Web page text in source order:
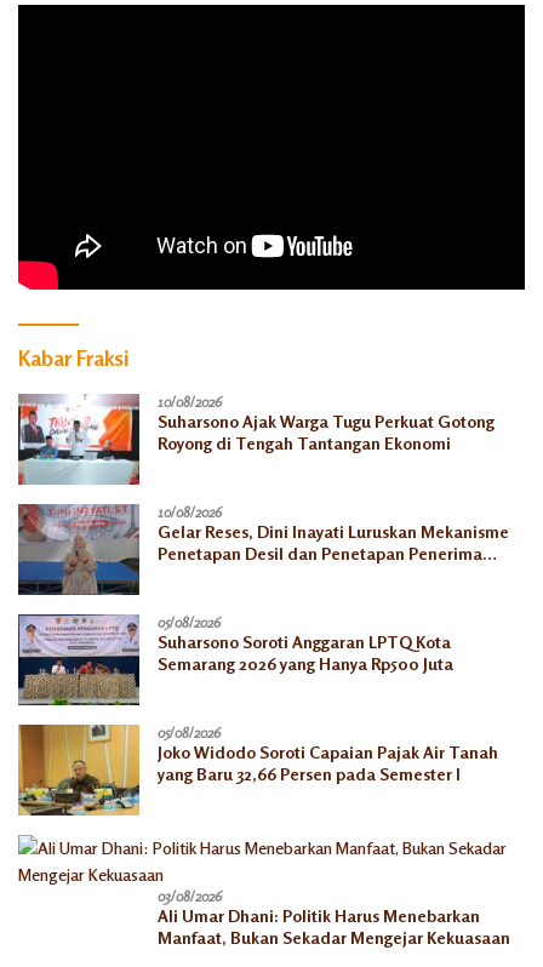
Kabar Fraksi
10/08/2026
Suharsono Ajak Warga Tugu Perkuat Gotong
Royong di Tengah Tantangan Ekonomi
10/08/2026
Gelar Reses, Dini Inayati Luruskan Mekanisme
Penetapan Desil dan Penetapan Penerima
05/08/2026
Suharsono Soroti Anggaran LPTQ Kota
Semarang 2026 yang Hanya Rp500 Juta
05/08/2026
Joko Widodo Soroti Capaian Pajak Air Tanah
yang Baru 32,66 Persen pada Semester I
03/08/2026
Ali Umar Dhani: Politik Harus Menebarkan
Manfaat, Bukan Sekadar Mengejar Kekuasaan